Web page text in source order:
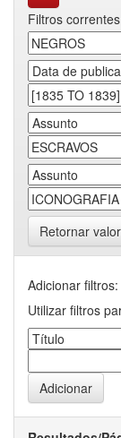
Filtros
Retornar
Adicionar filtros:
Utilizar filtros